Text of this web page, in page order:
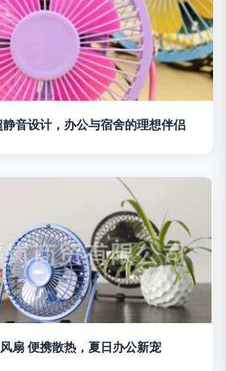
音设计，办公与宿舍的理想伴侣
扇 便携散热，夏日办公新宠